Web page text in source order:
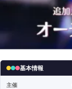
基本情報
主催